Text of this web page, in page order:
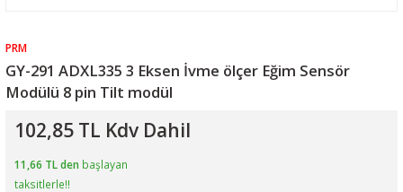
PRM
GY-291 ADXL335 3 Eksen İvme ölçer Eğim Sensör
Modülü 8 pin Tilt modül
102,85 TL Kdv Dahil
11,66 TL den başlayan
taksitlerle!!